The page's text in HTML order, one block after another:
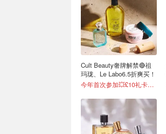
Cult Beauty奢牌解禁🔴祖
玛珑、Le Labo6.5折爽买！
今年首次参加💥£10礼卡免费拿